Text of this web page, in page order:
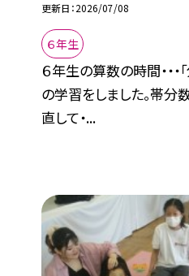
更新日 2026/07/08
６年生
６年生の算数の時間・・・
の学習をしました。帯分
直して・...